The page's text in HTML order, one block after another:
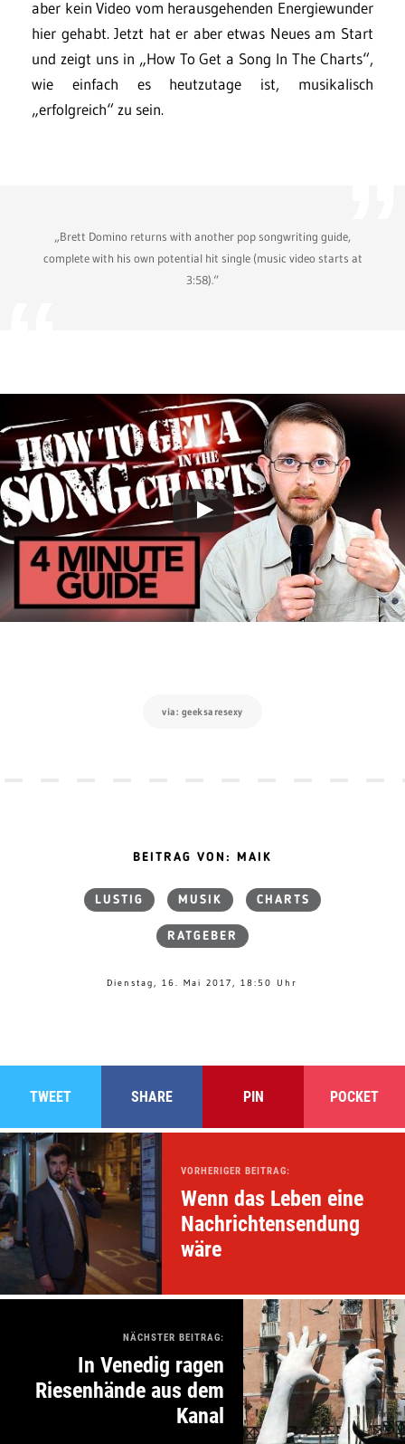
aber kein Video vom herausgehenden Energiewunder
hier gehabt. Jetzt hat er aber etwas Neues am Start
und zeigt uns in „How To Get a Song In The Charts“,
wie einfach es heutzutage ist, musikalisch
„erfolgreich“ zu sein.
„Brett Domino returns with another pop songwriting guide,
complete with his own potential hit single (music video starts at
3:58).“
via: geeksaresexy
BEITRAG VON: MAIK
LUSTIG MUSIK CHARTS
RATGEBER
Dienstag, 16. Mai 2017, 18:50 Uhr
TWEET SHARE PIN POCKET
VORHERIGER BEITRAG:
Wenn das Leben eine
Nachrichtensendung
wäre
NÄCHSTER BEITRAG:
In Venedig ragen
Riesenhände aus dem
Kanal